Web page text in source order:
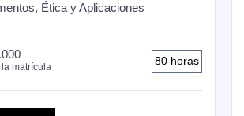
Ética y Aplicaciones
matrícula 80 horas